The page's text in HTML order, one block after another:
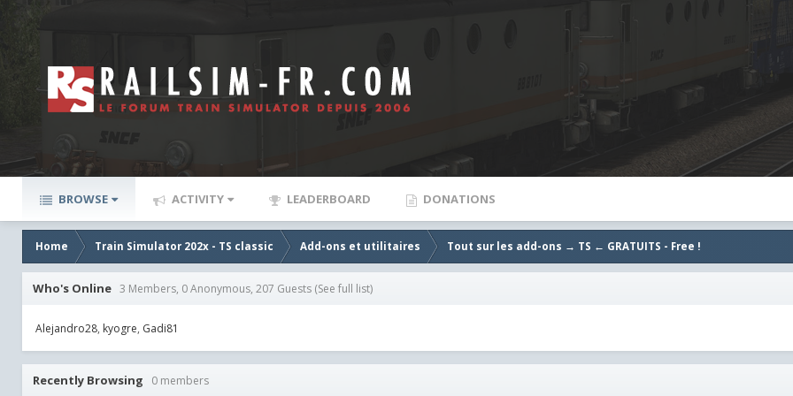
BROWSE ACTIVITY LEADERBOARD DONATIONS
Home Train Simulator 202x - TS classic Add-ons et utilitaires Tout sur les add-ons → TS ← GRATUITS - Free !
Who's Online 3 Members, 0 Anonymous, 207 Guests (See full list)
Alejandro28 kyogre Gadi81
Recently Browsing 0 members